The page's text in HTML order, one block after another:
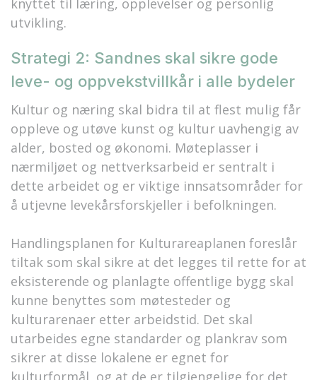
knyttet til læring, opplevelser og personlig
utvikling.
Strategi 2: Sandnes skal sikre gode
leve- og oppvekstvillkår i alle bydeler
Kultur og næring skal bidra til at flest mulig får
oppleve og utøve kunst og kultur uavhengig av
alder, bosted og økonomi. Møteplasser i
nærmiljøet og nettverksarbeid er sentralt i
dette arbeidet og er viktige innsatsområder for
å utjevne levekårsforskjeller i befolkningen.
Handlingsplanen for Kulturareaplanen foreslår
tiltak som skal sikre at det legges til rette for at
eksisterende og planlagte offentlige bygg skal
kunne benyttes som møtesteder og
kulturarenaer etter arbeidstid. Det skal
utarbeides egne standarder og plankrav som
sikrer at disse lokalene er egnet for
kulturformål, og at de er tilgjengelige for det